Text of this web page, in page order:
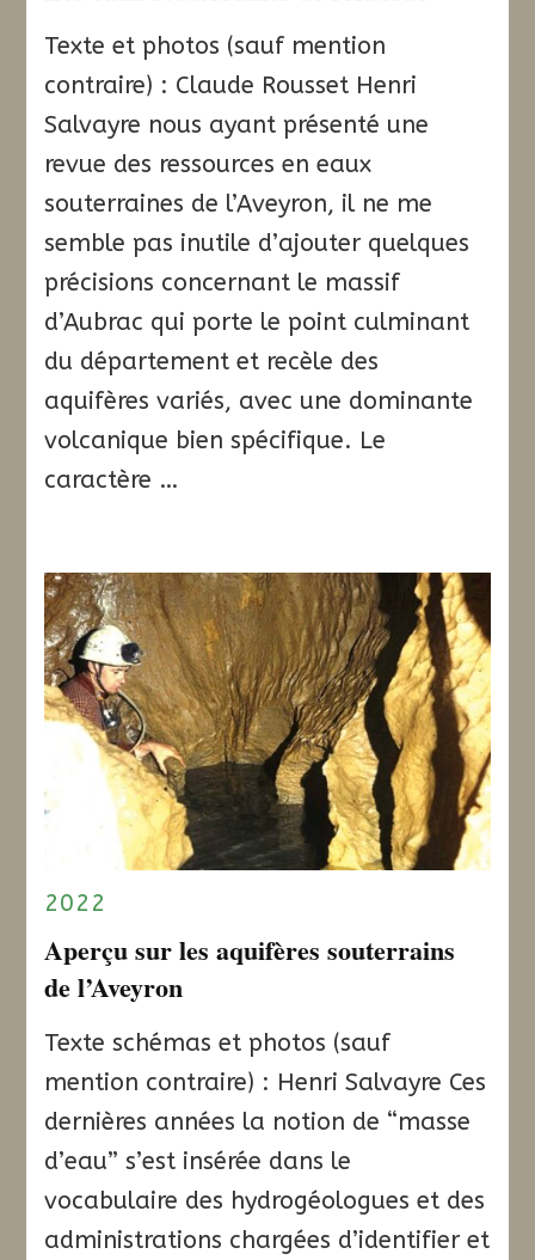
Texte et photos (sauf mention
contraire) : Claude Rousset Henri
Salvayre nous ayant présenté une
revue des ressources en eaux
souterraines de l’Aveyron, il ne me
semble pas inutile d’ajouter quelques
précisions concernant le massif
d’Aubrac qui porte le point culminant
du département et recèle des
aquifères variés, avec une dominante
volcanique bien spécifique. Le
caractère …
2022
Aperçu sur les aquifères souterrains
de l’Aveyron
Texte schémas et photos (sauf
mention contraire) : Henri Salvayre Ces
dernières années la notion de “masse
d’eau” s’est insérée dans le
vocabulaire des hydrogéologues et des
administrations chargées d’identifier et